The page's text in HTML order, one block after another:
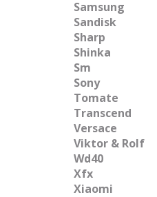
Samsung
Sandisk
Sharp
Shinka
Sm
Sony
Tomate
Transcend
Versace
Viktor & Rolf
Wd40
Xfx
Xiaomi